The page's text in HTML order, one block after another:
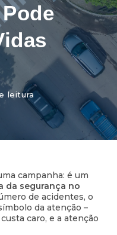
leitura
campanha: é um
da segurança no
de acidentes, o
da atenção –
caro, e a atenção